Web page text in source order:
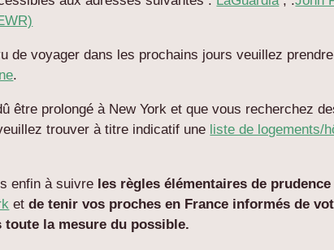
de voyager dans les prochains jours veuillez
.
être prolongé à New York et que vous recherchez
trouver à titre indicatif une liste de logements/
enfin à suivre les règles élémentaires de prudence
etde tenir vos proches en France informés de
toute la mesure du possible.